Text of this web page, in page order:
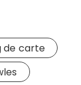
de carte